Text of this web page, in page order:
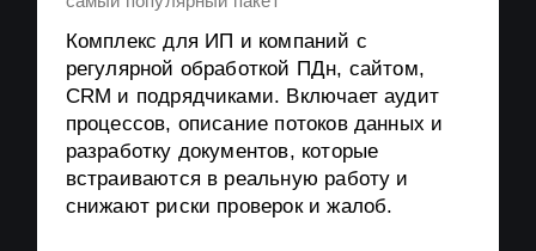
Нарушение условий хранения
ПДн на материальных носителях
(без автоматизации) с
последствиями
(неправомерный/случайный
доступ и т.п.)(КоАП РФ ст. 13.11 ч.
не перегружаем избыточными
мерами
не навязываем ненужные
системы
не пугаем ради продажи
Комплекс для ИП и компаний с
регулярной обработкой ПДн, сайтом,
CRM и подрядчиками. Включает аудит
процессов, описание потоков данных и
разработку документов, которые
встраиваются в реальную работу и
снижают риски проверок и жалоб.